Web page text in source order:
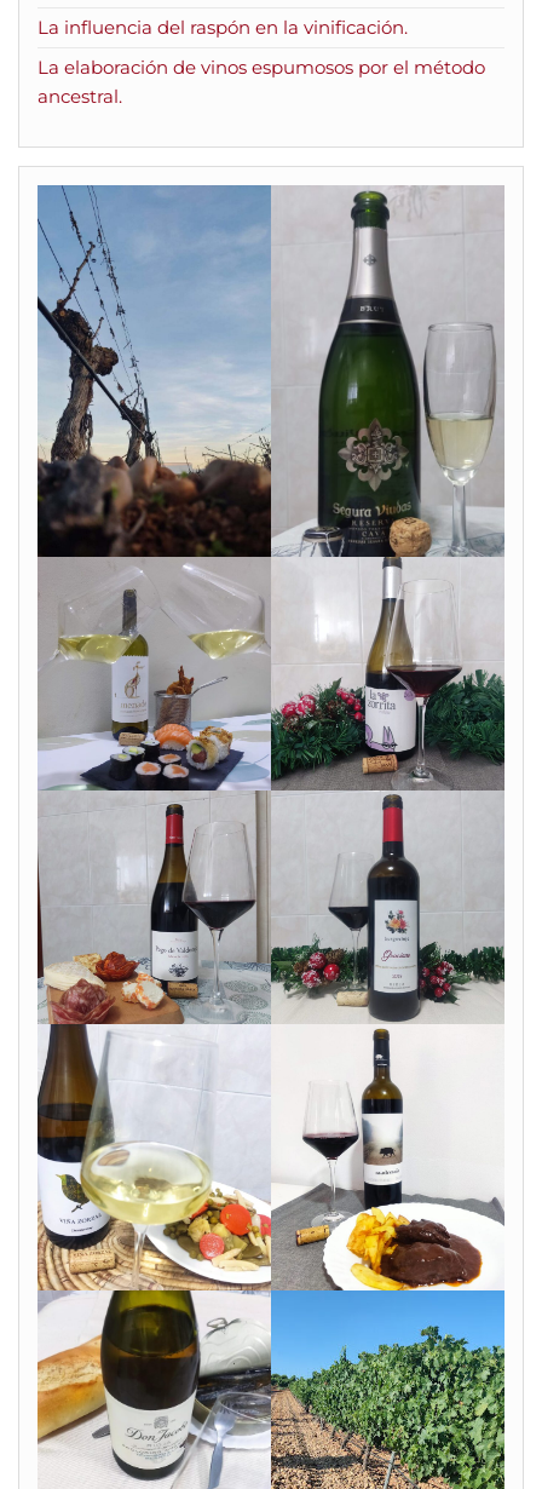
La influencia del raspón en la vinificación.
La elaboración de vinos espumosos por el método
ancestral.